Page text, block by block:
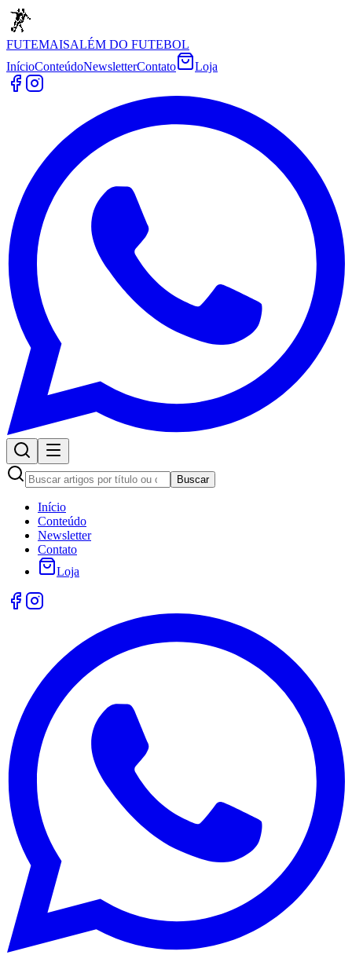
FUTEMAISALÉM DO FUTEBOL
InícioConteúdoNewsletterContato Loja
Buscar
Início
Conteúdo
Newsletter
Contato
Loja